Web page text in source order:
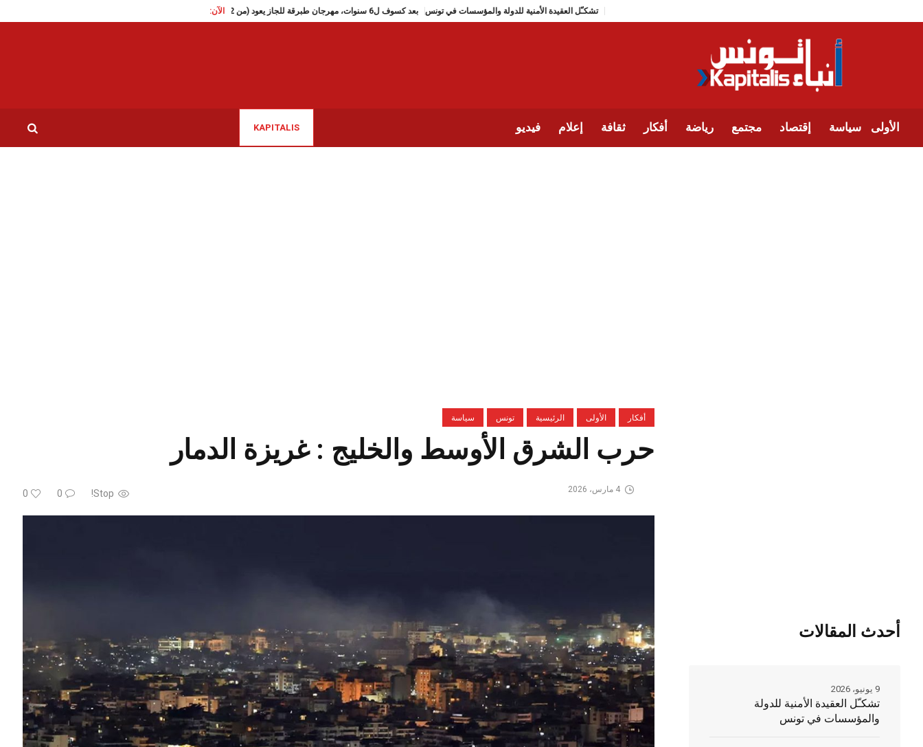
الآن: تشكـّل العقيدة الأمنية للدولة والمؤسسات في تونس بعد كسوف ل6 سنوات، مهرجان طبرقة للجاز يعود (من 2 الى 9 جويلية 2026)
الأولى سياسة إقتصاد مجتمع رياضة أفكار ثقافة إعلام فيديو KAPITALIS
أفكار الأولى الرئيسية تونس سياسة
حرب الشرق الأوسط والخليج : غريزة الدمار
Stop!
0
0 4 مارس، 2026
أحدث المقالات
تشكـّل العقيدة الأمنية للدولة
والمؤسسات في تونس
9 يونيو، 2026